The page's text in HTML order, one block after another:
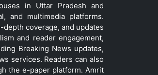
in Uttar Pradesh and
and multimedia platforms.
coverage, and updates
and reader engagement,
Breaking News updates,
services. Readers can also
the e-paper platform. Amrit